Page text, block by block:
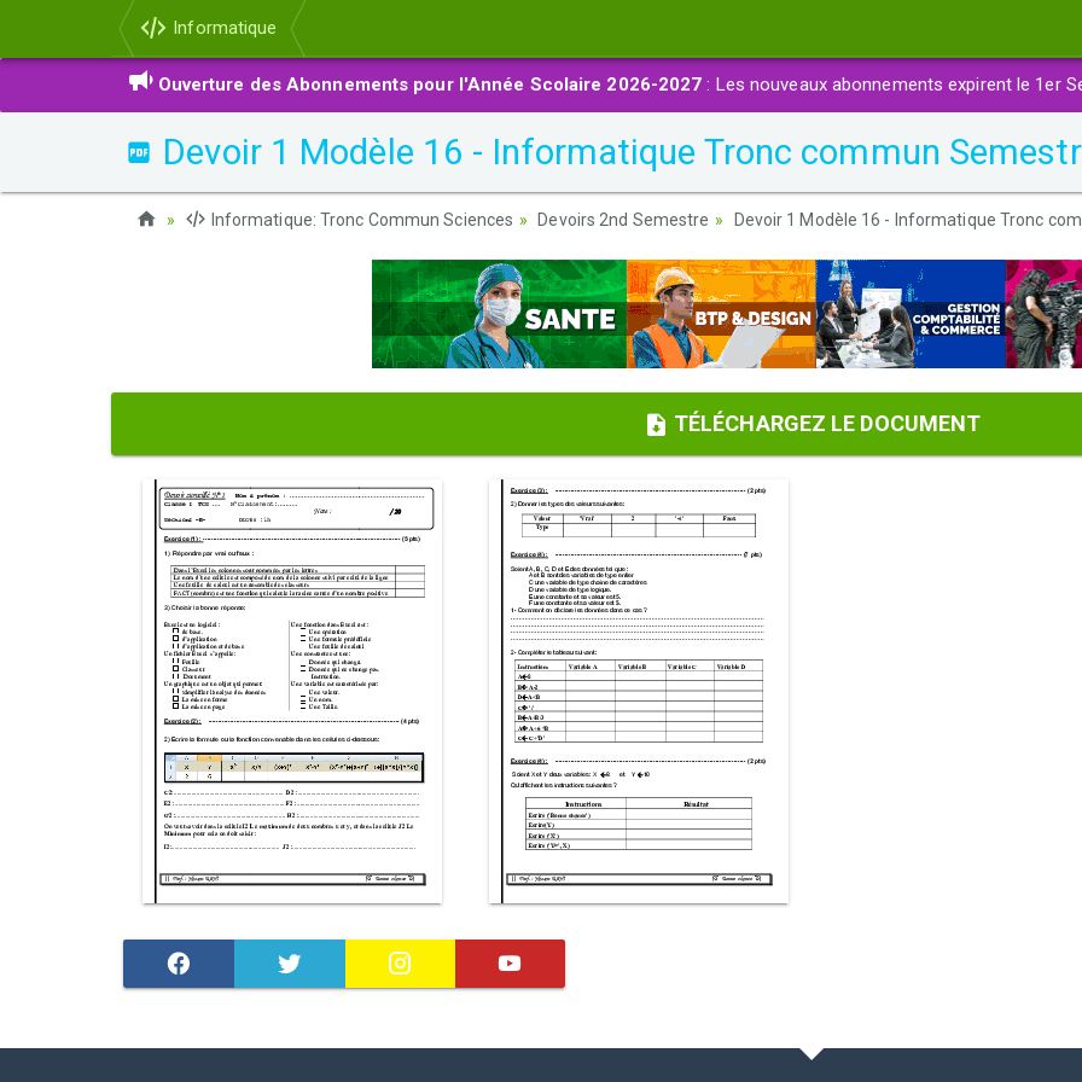
Informatique
Ouverture des Abonnements pour l'Année Scolaire 2026-2027 : Les nouveaux abonnements expirent le 1er
Devoir 1 Modèle 16 - Informatique Tronc commun
Informatique: Tronc Commun Sciences Devoirs 2nd Semestre Devoir 1 Modèle 16 - Informatique Tronc
TÉLÉCHARGEZ LE DOCUMENT